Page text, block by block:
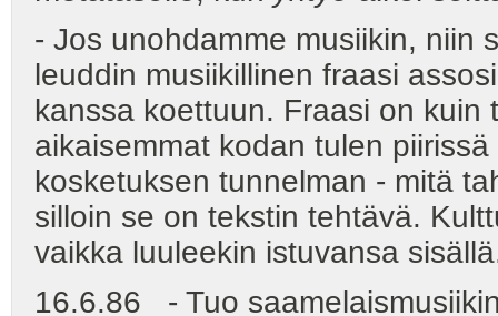
- Jos unohdamme musiikin, niin
leuddin musiikillinen fraasi
kanssa koettuun. Fraasi on
aikaisemmat kodan tulen
kosketuksen tunnelman - mitä
silloin se on tekstin tehtävä.
vaikka luuleekin istuvansa
16.6.86 - Tuo